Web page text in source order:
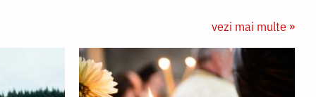
vezi mai multe »